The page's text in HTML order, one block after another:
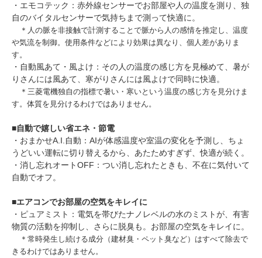
・エモコテック：赤外線センサーでお部屋や人の温度を測り、独
自のバイタルセンサーで気持ちまで測って快適に。
＊人の脈を非接触で計測することで脈から人の感情を推定し、温度
や気流を制御。使用条件などにより効果は異なり、個人差がありま
す。
・自動風あて・風よけ：その人の温度の感じ方を見極めて、暑が
りさんには風あて、寒がりさんには風よけで同時に快適。
＊三菱電機独自の指標で暑い・寒いという温度の感じ方を見分けま
す。体質を見分けるわけではありません。
■自動で嬉しい省エネ・節電
・おまかせA.I.自動：AIが体感温度や室温の変化を予測し、ちょ
うどいい運転に切り替えるから、あたためすぎず、快適が続く。
・消し忘れオートOFF：つい消し忘れたときも、不在に気付いて
自動でオフ。
■エアコンでお部屋の空気をキレイに
・ピュアミスト：電気を帯びたナノレベルの水のミストが、有害
物質の活動を抑制し、さらに脱臭も。お部屋の空気をキレイに。
＊常時発生し続ける成分（建材臭・ペット臭など）はすべて除去で
きるわけではありません。